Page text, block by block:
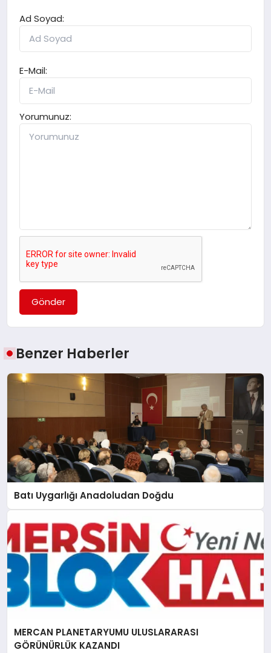
Ad Soyad:
E-Mail:
Yorumunuz:
Gönder
Benzer Haberler
Batı Uygarlığı Anadoludan Doğdu
MERCAN PLANETARYUMU ULUSLARARASI
GÖRÜNÜRLÜK KAZANDI